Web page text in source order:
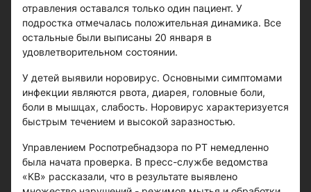
отравления оставался только один пациент. У
подростка отмечалась положительная динамика. Все
остальные были выписаны 20 января в
удовлетворительном состоянии.
У детей выявили норовирус. Основными симптомами
инфекции являются рвота, диарея, головные боли,
боли в мышцах, слабость. Норовирус характеризуется
быстрым течением и высокой заразностью.
Управлением Роспотребнадзора по РТ немедленно
была начата проверка. В пресс-службе ведомства
«КВ» рассказали, что в результате выявлено